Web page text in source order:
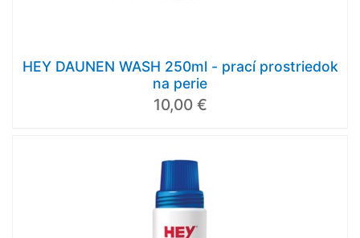
HEY DAUNEN WASH 250ml - prací prostriedok
na perie
10,00 €